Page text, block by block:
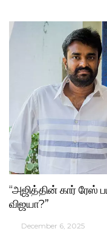
“அஜித்தின் கார்
விஜயா?”
December 6, 2025